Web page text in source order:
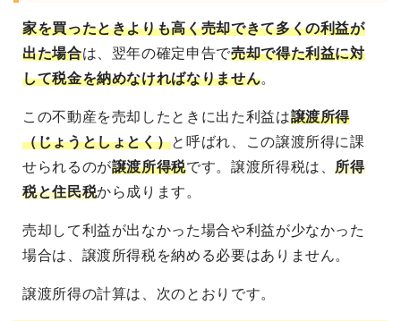
家を買ったときよりも高く売却できて多くの利益が
出た場合は、翌年の確定申告で売却で得た利益に対
して税金を納めなければなりません。
この不動産を売却したときに出た利益は譲渡所得
（じょうとしょとく）と呼ばれ、この譲渡所得に課
せられるのが譲渡所得税です。譲渡所得税は、所得
税と住民税から成ります。
売却して利益が出なかった場合や利益が少なかった
場合は、譲渡所得税を納める必要はありません。
譲渡所得の計算は、次のとおりです。